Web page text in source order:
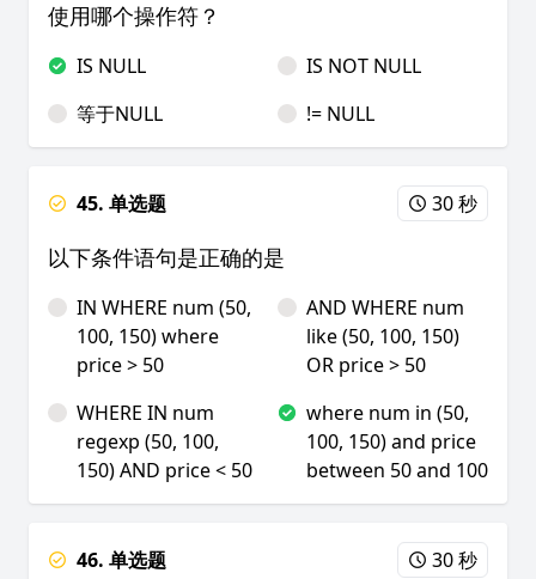
使用哪个操作符？
IS NULL
IS NOT NULL
等于NULL
!= NULL
45. 单选题 30 秒
以下条件语句是正确的是
IN WHERE num (50,
100, 150) where
price > 50
AND WHERE num
like (50, 100, 150)
OR price > 50
WHERE IN num
regexp (50, 100,
150) AND price < 50
where num in (50,
100, 150) and price
between 50 and 100
46. 单选题 30 秒